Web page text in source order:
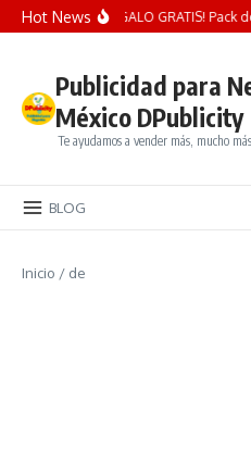
Saltar al contenido
Hot News ¡REGALO GRATIS! Pack
Publicidad para
México DPublicity
Te ayudamos a vender más, mucho más.
BLOG
Inicio / de